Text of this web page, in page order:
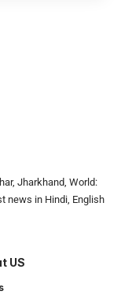
Jharkhand, World:
news in Hindi, English
US